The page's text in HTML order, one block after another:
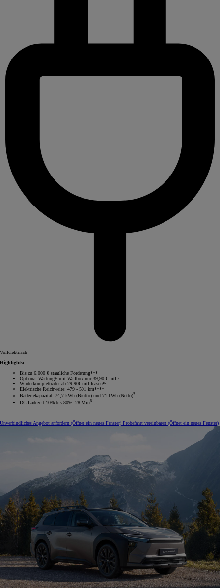
Vollelektrisch
Highlights:
Bis zu 6.000 € staatliche Förderung***
Optional Wartung+ mit Wallbox nur 39,90 € mtl.⁷
Winterkompletträder ab 29,90€ mtl leasen¹⁵
Elektrische Reichweite: 479 - 591 km****
Batteriekapazität: 74,7 kWh (Brutto) und 71 kWh (Netto)5
DC Ladezeit 10% bis 80%: 28 Min6
Unverbindliches Angebot anfordern (Öffnet ein neues Fenster) Probefahrt vereinbaren (Öffnet ein neues Fenster)